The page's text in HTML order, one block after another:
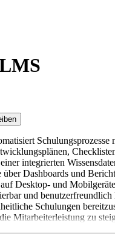
Schulungsprozesse
integrierten
über Dashboards und
auf Desktop- und
und
Schulungen
Mitarbeiterleistung zu